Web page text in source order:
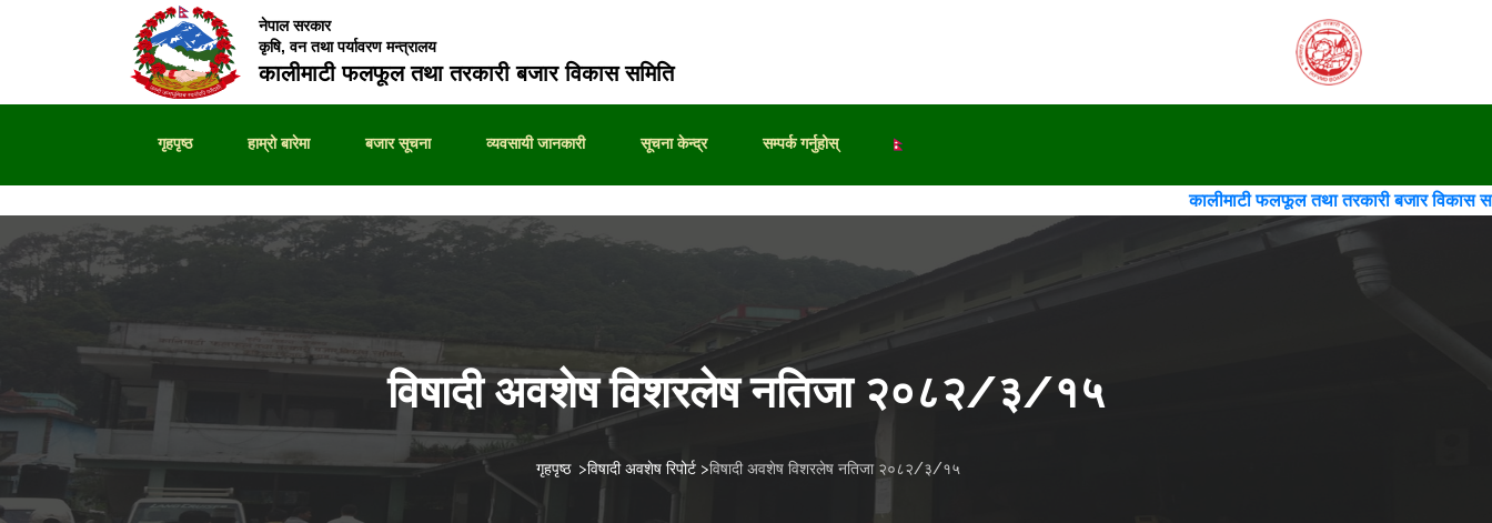
नेपाल सरकार
कृषि, वन तथा पर्यावरण मन्त्रालय
कालीमाटी फलफूल तथा तरकारी बजार विकास समिति
गृहपृष्ठ हाम्रो बारेमा बजार सूचना व्यवसायी जानकारी सूचना केन्द्र सम्पर्क गर्नुहोस्
कालीमाटी फलफूल तथा तरकारी बजार विकास
विषादी अवशेष विशरलेष नतिजा २०८२/३/१५
गृहपृष्ठ >विषादी अवशेष रिपोर्ट>विषादी अवशेष विशरलेष नतिजा २०८२/३/१५